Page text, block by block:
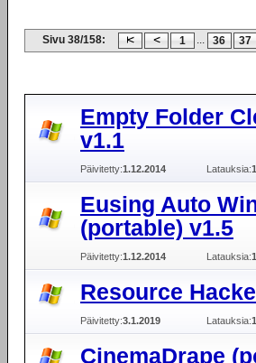
Sivu 38/158: 1 ... 36 37
Empty Folder
v1.1
Päivitetty:1.12.2014 Latauksia:
Eusing Auto
(portable) v1.5
Päivitetty:1.12.2014 Latauksia:
Resource
Päivitetty:3.1.2019 Latauksia:
CinemaDrape